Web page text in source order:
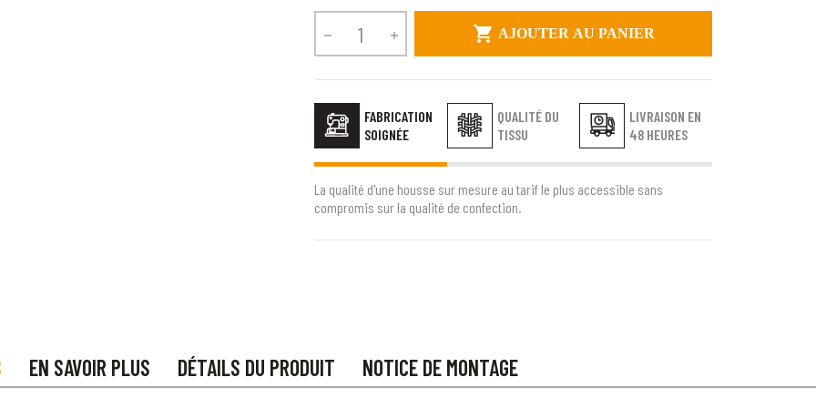
   AJOUTER AU PANIER
FABRICATION
SOIGNÉE
QUALITÉ DU
TISSU
LIVRAISON EN
48 HEURES
La qualité d'une housse sur mesure au tarif le plus accessible sans
compromis sur la qualité de confection.
EN SAVOIR PLUS DÉTAILS DU PRODUIT NOTICE DE MONTAGE